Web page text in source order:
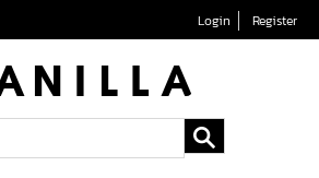
Login Register